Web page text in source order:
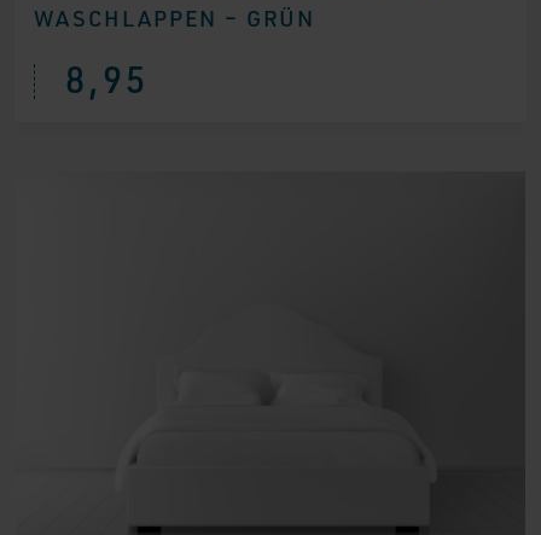
WASCHLAPPEN – GRÜN
8,95